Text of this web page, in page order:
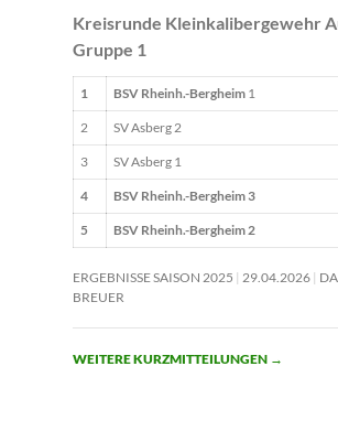
Kreisrunde Kleinkalibergewehr
Gruppe 1
1 BSV Rheinh.-Bergheim 1
2 SV Asberg 2
3 SV Asberg 1
4 BSV Rheinh.-Bergheim 3
5 BSV Rheinh.-Bergheim 2
ERGEBNISSE SAISON 2025 29.04.2026
BREUER
WEITERE KURZMITTEILUNGEN →